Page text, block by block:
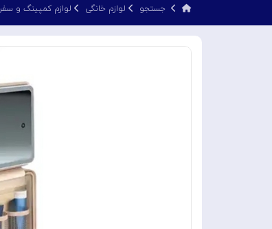
جستجو لوازم خانگی لوازم کمپینگ و سفر